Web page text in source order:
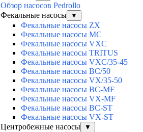
Обзор насосов Pedrollo
Фекальные насосы
▼
Фекальные насосы ZX
Фекальные насосы MC
Фекальные насосы VXC
Фекальные насосы TRITUS
Фекальные насосы VXC/35-45
Фекальные насосы BC/50
Фекальные насосы VX/35-50
Фекальные насосы BC-MF
Фекальные насосы VX-MF
Фекальные насосы BC-ST
Фекальные насосы VX-ST
Центробежные насосы
▼